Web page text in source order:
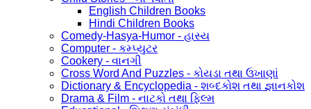
English Children Books
Hindi Children Books
Comedy-Hasya-Humor - હાસ્ય
Computer - કમ્પ્યુટર
Cookery - વાનગી
Cross Word And Puzzles - કોયડા તથા ઉખાણાં
Dictionary & Encyclopedia - શબ્દકોશ તથા જ્ઞાનકોશ
Drama & Film - નાટકો તથા ફિલ્મ